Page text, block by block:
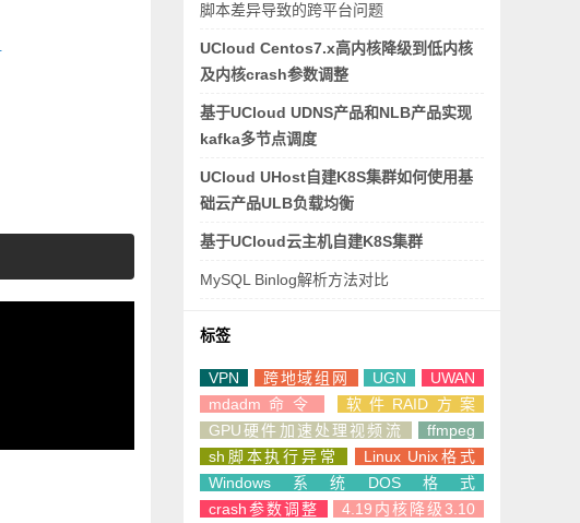
脚本差异导致的跨平台问题
UCloud Centos7.x高内核降级到低内核
及内核crash参数调整
基于UCloud UDNS产品和NLB产品实现
kafka多节点调度
UCloud UHost自建K8S集群如何使用基
础云产品ULB负载均衡
基于UCloud云主机自建K8S集群
MySQL Binlog解析方法对比
标签
VPN 跨地域组网 UGN
UWAN
mdadm命令
软件RAID方案
GPU硬件加速处理视频流
ffmpeg
sh脚本执行异常
Linux Unix格式
Windows系统DOS格式
crash参数调整
4.19内核降级3.10